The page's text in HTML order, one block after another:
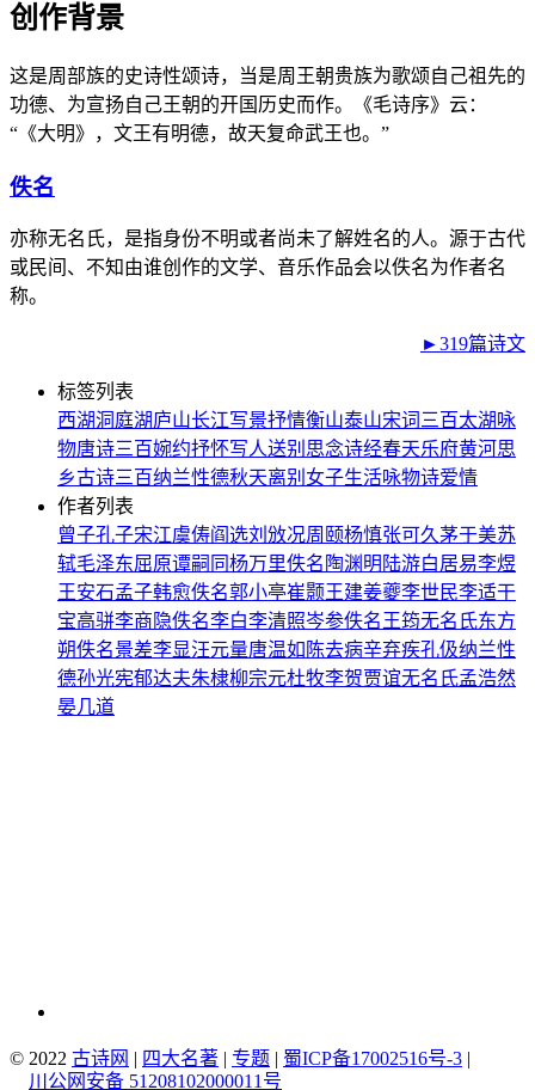
创作背景
这是周部族的史诗性颂诗，当是周王朝贵族为歌颂自己祖先的
功德、为宣扬自己王朝的开国历史而作。《毛诗序》云：
“《大明》，文王有明德，故天复命武王也。”
佚名
亦称无名氏，是指身份不明或者尚未了解姓名的人。源于古代
或民间、不知由谁创作的文学、音乐作品会以佚名为作者名
称。
►319篇诗文
标签列表
西湖洞庭湖庐山长江写景抒情衡山泰山宋词三百太湖 咏
物唐诗三百婉约抒怀写人送别 思念诗经春天乐府黄河思
乡古诗三百纳兰性德秋天离别 女子生活咏物诗爱情
作者列表
曾子孔子宋江虞俦阎选刘攽况周颐杨慎张可久茅于美苏
轼毛泽东屈原谭嗣同杨万里佚名 陶渊明 陆游白居易李煜
王安石孟子韩愈佚名郭小亭崔颢王建姜夔李世民李适干
宝高骈李商隐佚名李白李清照岑参佚名 王筠无名氏东方
朔佚名景差李显汪元量唐温如 陈去病辛弃疾孔伋纳兰性
德孙光宪郁达夫朱棣柳宗元杜牧李贺贾谊无名氏孟浩然
晏几道
© 2022 古诗网 | 四大名著 | 专题 | 蜀ICP备17002516号-3 |
川公网安备 51208102000011号